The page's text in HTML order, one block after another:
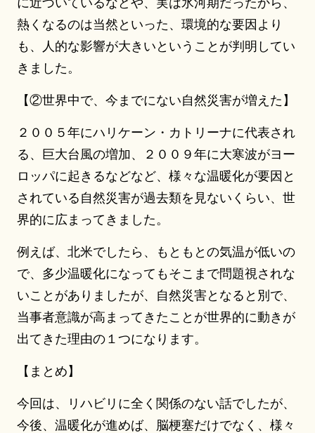
熱くなるのは当然といった、環境的な要因より
も、人的な影響が大きいということが判明してい
きました。
【②世界中で、今までにない自然災害が増えた】
２００５年にハリケーン・カトリーナに代表され
る、巨大台風の増加、２００９年に大寒波がヨー
ロッパに起きるなどなど、様々な温暖化が要因と
されている自然災害が過去類を見ないくらい、世
界的に広まってきました。
例えば、北米でしたら、もともとの気温が低いの
で、多少温暖化になってもそこまで問題視されな
いことがありましたが、自然災害となると別で、
当事者意識が高まってきたことが世界的に動きが
出てきた理由の１つになります。
【まとめ】
今回は、リハビリに全く関係のない話でしたが、
今後、温暖化が進めば、脳梗塞だけでなく、様々